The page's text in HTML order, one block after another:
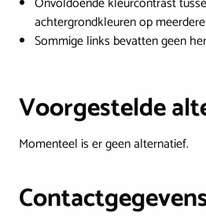
achtergrondkleuren op
Sommige links bevatten geen
Voorgestelde
Momenteel is er geen alternatief.